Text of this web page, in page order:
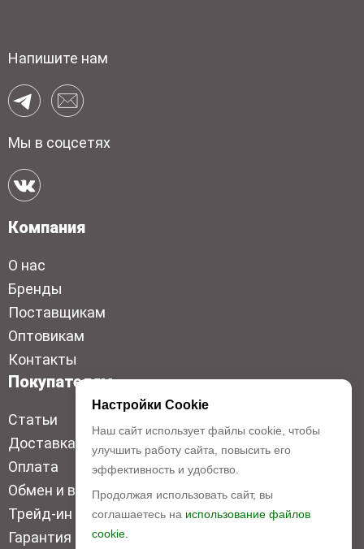
Напишите нам
Мы в соцсетях
Компания
О нас
Бренды
Поставщикам
Оптовикам
Контакты
Покупателям
Статьи
Доставка
Оплата
Обмен и возврат
Трейд-ин
Гарантия низкой цены
Настройки Cookie
Наш сайт использует файлы cookie, чтобы
улучшить работу сайта, повысить его
эффективность и удобство.
Продолжая использовать сайт, вы
соглашаетесь на использование файлов
cookie.